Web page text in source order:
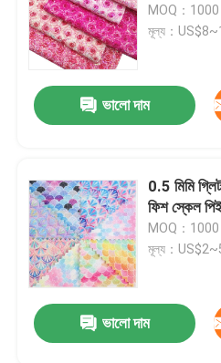
MOQ：
মূল্য：
ভালো দাম
0.5 মিমি
ফিশ স্কেল
MOQ：
মূল্য：
ভালো দাম